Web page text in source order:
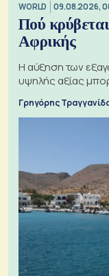
WORLD 09.08.2026,
Πού
Αφρικής
Η αύξηση των
υψηλής αξίας
Γρηγόρης